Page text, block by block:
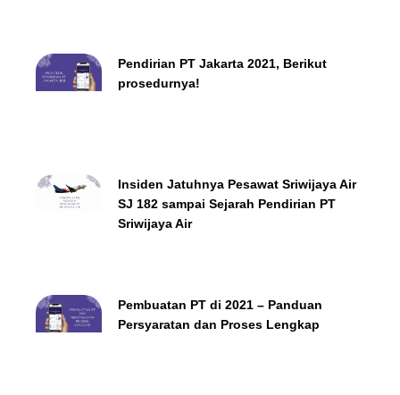
Pendirian PT Jakarta 2021, Berikut
prosedurnya!
Insiden Jatuhnya Pesawat Sriwijaya Air
SJ 182 sampai Sejarah Pendirian PT
Sriwijaya Air
Pembuatan PT di 2021 – Panduan
Persyaratan dan Proses Lengkap